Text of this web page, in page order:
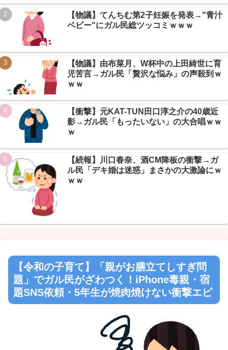
【保存版】ベイブレード転売ヤーに爆買いされる→子供が定価で
買えないｗｗｗ
NEW!
【全文】速水もこみちのカフェ→サンドイッチ3000円ｗｗｗスレ
民絶賛『むしろ安い』
Powered by livedoor 相互RSS
【物議】てんちむ第2子妊娠を発表→"青汁
ベビー"にガル民総ツッコミｗｗｗ
【物議】由布菜月、W杯中の上田綺世に育
児苦言→ガル民「贅沢な悩み」の声殺到ｗ
ｗｗ
【衝撃】元KAT-TUN田口淳之介の40歳近
影→ガル民「もったいない」の大合唱ｗｗ
ｗ
【続報】川口春奈、酒CM降板の衝撃→ガ
ル民「デキ婚は迷惑」まさかの大激論にｗ
ｗｗ
【令和の子育て】「親がお膳立てしすぎ問
題」でガル民がざわつく！iPhone毒親・宿
題SNS依頼・5年生が焼肉焼けない衝撃エピ